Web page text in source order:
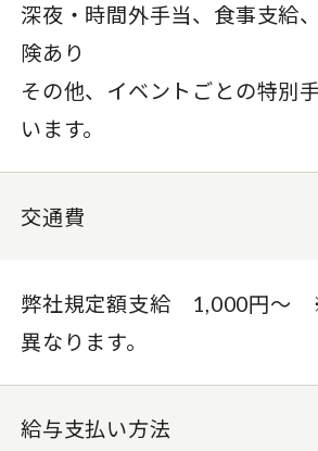
深夜・時間外手当、食事支給
険あり
その他、イベントごとの特別
います。
交通費
弊社規定額支給 1,000円〜
異なります。
給与支払い方法